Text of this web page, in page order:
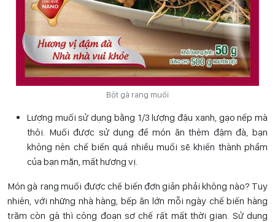
Bột gà rang muối
Lượng muối sử dụng bằng 1/3 lượng đậu xanh, gạo nếp mà
thôi. Muối được sử dụng để món ăn thêm đậm đà, bạn
không nên chế biến quá nhiều muối sẽ khiến thành phẩm
của bạn mặn, mất hương vị.
Món gà rang muối được chế biến đơn giản phải không nào? Tuy
nhiên, với những nhà hàng, bếp ăn lớn mỗi ngày chế biến hàng
trăm còn gà thì công đoạn sơ chế rất mất thời gian. Sử dụng